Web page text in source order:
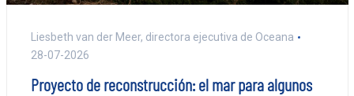
Liesbeth van der Meer, directora ejecutiva de Oceana
28-07-2026
Proyecto de reconstrucción: el mar para algunos